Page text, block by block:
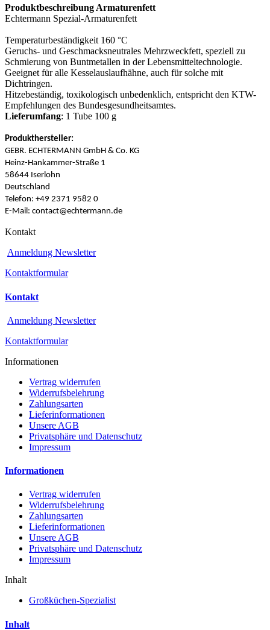
Produktbeschreibung Armaturenfett
Echtermann Spezial-Armaturenfett
Temperaturbeständigkeit 160 °C
Geruchs- und Geschmacksneutrales Mehrzweckfett, speziell zu
Schmierung von Buntmetallen in der Lebensmitteltechnologie.
Geeignet für alle Kesselauslaufhähne, auch für solche mit
Dichtringen.
Hitzebeständig, toxikologisch unbedenklich, entspricht den KTW-
Empfehlungen des Bundesgesundheitsamtes.
Lieferumfang: 1 Tube 100 g
Produkthersteller:
GEBR. ECHTERMANN GmbH & Co. KG
Heinz-Hankammer-Straße 1
58644 Iserlohn
Deutschland
Telefon: +49 2371 9582 0
E-Mail: contact@echtermann.de
Kontakt
Anmeldung Newsletter
Kontaktformular
Kontakt
Anmeldung Newsletter
Kontaktformular
Informationen
Vertrag widerrufen
Widerrufsbelehrung
Zahlungsarten
Lieferinformationen
Unsere AGB
Privatsphäre und Datenschutz
Impressum
Informationen
Vertrag widerrufen
Widerrufsbelehrung
Zahlungsarten
Lieferinformationen
Unsere AGB
Privatsphäre und Datenschutz
Impressum
Inhalt
Großküchen-Spezialist
Inhalt